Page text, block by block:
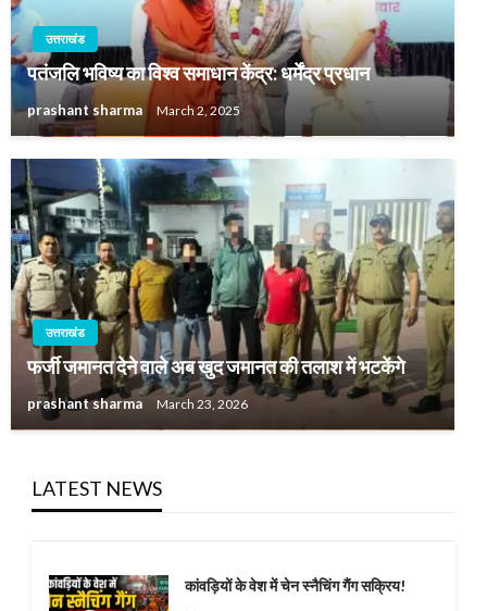
उत्तराखंड
पतंजलि भविष्य का विश्व समाधान केंद्र: धर्मेंद्र प्रधान
prashant sharma March 2, 2025
उत्तराखंड
फर्जी जमानत देने वाले अब खुद जमानत की तलाश में भटकेंगे
prashant sharma March 23, 2026
LATEST NEWS
कांवड़ियों के वेश में चेन स्नैचिंग गैंग सक्रिय!